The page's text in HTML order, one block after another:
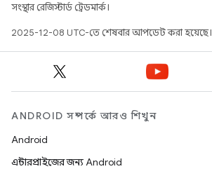
সংস্থার রেজিস্টার্ড ট্রেডমার্ক।
2025-12-08 UTC-তে শেষবার আপডেট করা হয়েছে।
ANDROID সম্পর্কে আরও শিখুন
Android
এন্টারপ্রাইজের জন্য Android